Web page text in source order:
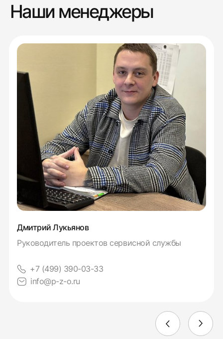
Наши менеджеры
Дмитрий Лукьянов
Руководитель проектов сервисной службы
+7 (499) 390-03-33
info@p-z-o.ru